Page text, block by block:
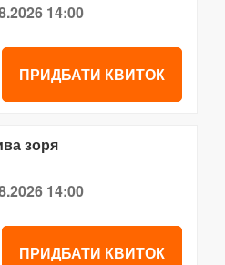
14:00
ПРИДБАТИ КВИТОК
зоря
14:00
ПРИДБАТИ КВИТОК